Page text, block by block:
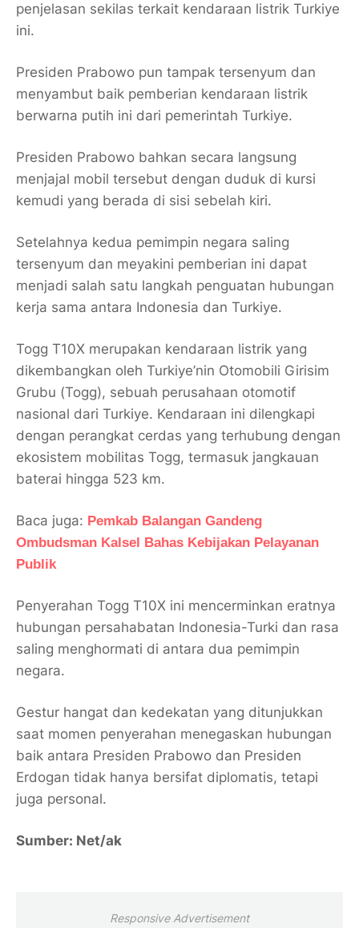
penjelasan sekilas terkait kendaraan listrik Turkiye
ini.
Presiden Prabowo pun tampak tersenyum dan
menyambut baik pemberian kendaraan listrik
berwarna putih ini dari pemerintah Turkiye.
Presiden Prabowo bahkan secara langsung
menjajal mobil tersebut dengan duduk di kursi
kemudi yang berada di sisi sebelah kiri.
Setelahnya kedua pemimpin negara saling
tersenyum dan meyakini pemberian ini dapat
menjadi salah satu langkah penguatan hubungan
kerja sama antara Indonesia dan Turkiye.
Togg T10X merupakan kendaraan listrik yang
dikembangkan oleh Turkiye’nin Otomobili Girisim
Grubu (Togg), sebuah perusahaan otomotif
nasional dari Turkiye. Kendaraan ini dilengkapi
dengan perangkat cerdas yang terhubung dengan
ekosistem mobilitas Togg, termasuk jangkauan
baterai hingga 523 km.
Baca juga: Pemkab Balangan Gandeng
Ombudsman Kalsel Bahas Kebijakan Pelayanan
Publik
Penyerahan Togg T10X ini mencerminkan eratnya
hubungan persahabatan Indonesia-Turki dan rasa
saling menghormati di antara dua pemimpin
negara.
Gestur hangat dan kedekatan yang ditunjukkan
saat momen penyerahan menegaskan hubungan
baik antara Presiden Prabowo dan Presiden
Erdogan tidak hanya bersifat diplomatis, tetapi
juga personal.
Sumber: Net/ak
Responsive Advertisement